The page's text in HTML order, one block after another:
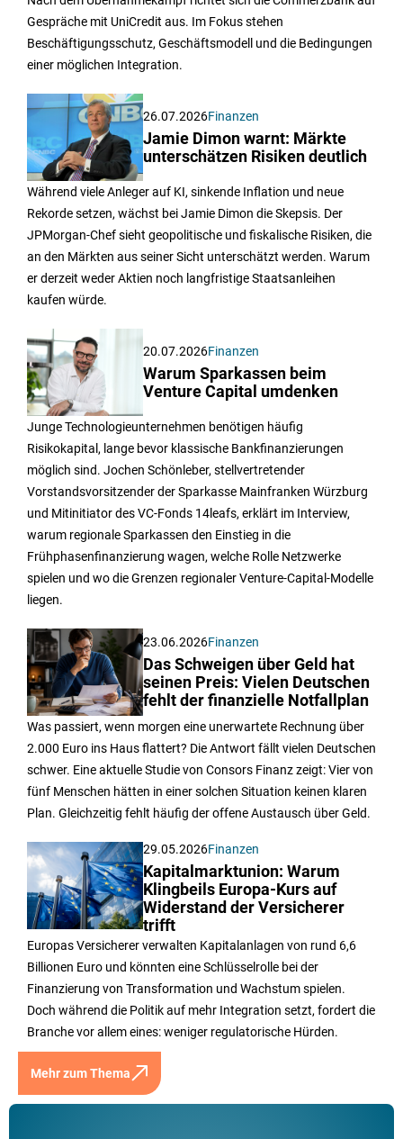
Gespräche mit UniCredit aus. Im Fokus stehen
Beschäftigungsschutz, Geschäftsmodell und die Bedingungen
einer möglichen Integration.
26.07.2026Finanzen
Jamie Dimon warnt: Märkte
unterschätzen Risiken deutlich
Während viele Anleger auf KI, sinkende Inflation und neue
Rekorde setzen, wächst bei Jamie Dimon die Skepsis. Der
JPMorgan-Chef sieht geopolitische und fiskalische Risiken, die
an den Märkten aus seiner Sicht unterschätzt werden. Warum
er derzeit weder Aktien noch langfristige Staatsanleihen
kaufen würde.
20.07.2026Finanzen
Warum Sparkassen beim
Venture Capital umdenken
Junge Technologieunternehmen benötigen häufig
Risikokapital, lange bevor klassische Bankfinanzierungen
möglich sind. Jochen Schönleber, stellvertretender
Vorstandsvorsitzender der Sparkasse Mainfranken Würzburg
und Mitinitiator des VC-Fonds 14leafs, erklärt im Interview,
warum regionale Sparkassen den Einstieg in die
Frühphasenfinanzierung wagen, welche Rolle Netzwerke
spielen und wo die Grenzen regionaler Venture-Capital-Modelle
liegen.
23.06.2026Finanzen
Das Schweigen über Geld hat
seinen Preis: Vielen Deutschen
fehlt der finanzielle Notfallplan
Was passiert, wenn morgen eine unerwartete Rechnung über
2.000 Euro ins Haus flattert? Die Antwort fällt vielen Deutschen
schwer. Eine aktuelle Studie von Consors Finanz zeigt: Vier von
fünf Menschen hätten in einer solchen Situation keinen klaren
Plan. Gleichzeitig fehlt häufig der offene Austausch über Geld.
29.05.2026Finanzen
Kapitalmarktunion: Warum
Klingbeils Europa-Kurs auf
Widerstand der Versicherer
trifft
Europas Versicherer verwalten Kapitalanlagen von rund 6,6
Billionen Euro und könnten eine Schlüsselrolle bei der
Finanzierung von Transformation und Wachstum spielen.
Doch während die Politik auf mehr Integration setzt, fordert die
Branche vor allem eines: weniger regulatorische Hürden.
Mehr zum Thema